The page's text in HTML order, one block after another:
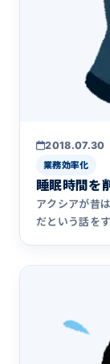
2018.07.30
業務効率化
睡眠時間を
アクシアが昔
だという話を